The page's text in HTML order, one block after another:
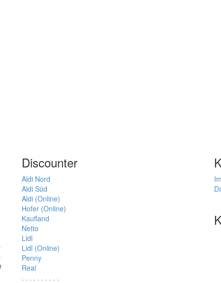
Discounter
Aldi Nord
Aldi Süd
Aldi (Online)
Hofer (Online)
Kaufland
Netto
Lidl
Lidl (Online)
Penny
Real
. . . . . . . . . .